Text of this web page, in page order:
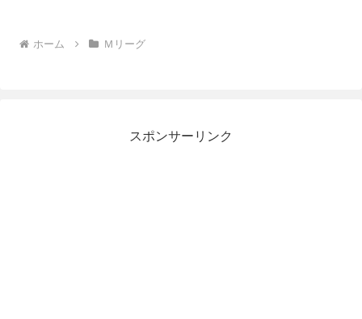
ホーム Ｍリーグ
スポンサーリンク